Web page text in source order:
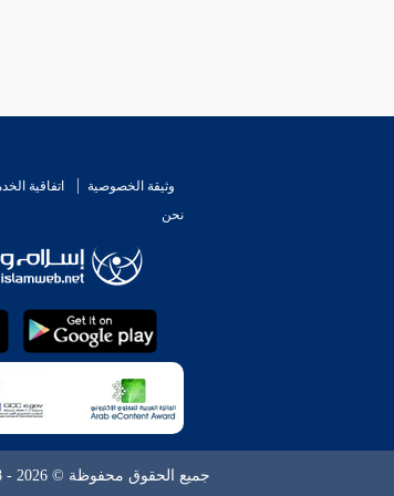
وثيقة الخصوصية اتفاقية
نحن
جميع الحقوق محفوظة © 2026 - 1998 لشبكة إسلام ويب